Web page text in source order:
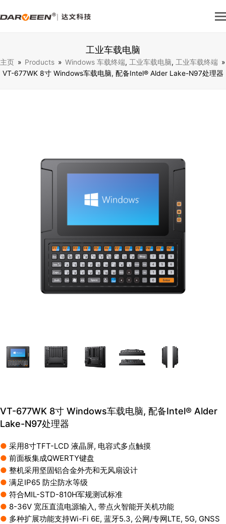
工业车载电脑
主页 » Products » Windows 车载终端, 工业车载电脑, 工业车载终端 »
VT-677WK 8寸 Windows⻋载电脑, 配备Intel® Alder Lake-N97处理器
VT-677WK 8寸 Windows⻋载电脑, 配备Intel® Alder
Lake-N97处理器
● 采用8寸TFT-LCD 液晶屏, 电容式多点触摸
● 前面板集成QWERTY键盘
● 整机采用坚固铝合金外壳和无风扇设计
● 满足IP65 防尘防水等级
● 符合MIL-STD-810H军规测试标准
● 8-36V 宽压直流电源输入, 带点火智能开关机功能
● 多种扩展功能支持Wi-Fi 6E, 蓝牙5.3, 公网/专网LTE, 5G, GNSS